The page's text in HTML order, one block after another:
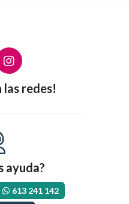
las redes!
ayuda?
613 241 142